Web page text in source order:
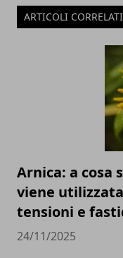
ARTICOLI CORRELATI
Arnica: a cosa
viene
tensioni e
24/11/2025